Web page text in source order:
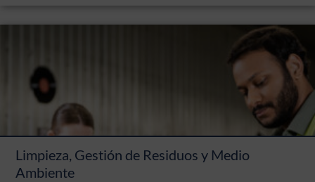
Limpieza, Gestión de Residuos y Medio
Ambiente